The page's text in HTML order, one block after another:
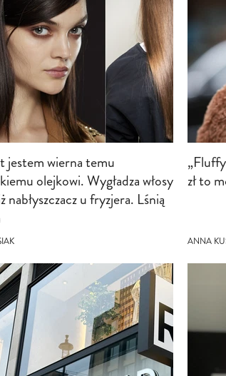
jestem wierna temu
olejkowi. Wygładza włosy
nabłyszczacz u fryzjera. Lśnią
zł to
ANNA